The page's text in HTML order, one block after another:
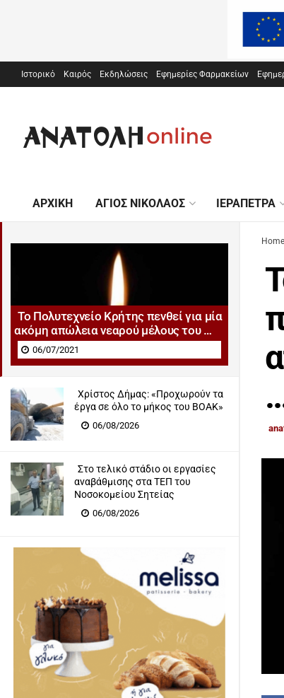
Το Πολυτεχνείο Κρήτης πενθεί για μία
ακόμη απώλεια νεαρού μέλους του …
06/07/2021
Χρίστος Δήμας: «Προχωρούν τα
έργα σε όλο το μήκος του ΒΟΑΚ»
06/08/2026
Στο τελικό στάδιο οι εργασίες
αναβάθμισης στα ΤΕΠ του
Νοσοκομείου Σητείας
06/08/2026
Ιστορικό Καιρός Εκδηλώσεις Εφημερίες Φαρμακείων
ΑΡΧΙΚΉ ΆΓΙΟΣ ΝΙΚΌΛΑΟΣ ΙΕΡΆΠΕΤΡΑ
Home